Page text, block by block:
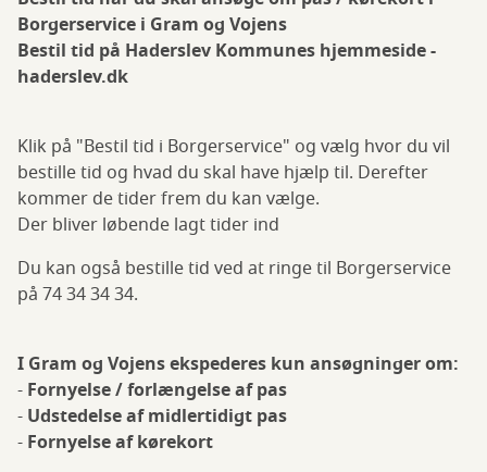
Borgerservice i Gram og Vojens
Bestil tid på Haderslev Kommunes hjemmeside -
haderslev.dk
Klik på "Bestil tid i Borgerservice" og vælg hvor du vil
bestille tid og hvad du skal have hjælp til. Derefter
kommer de tider frem du kan vælge.
Der bliver løbende lagt tider ind
Du kan også bestille tid ved at ringe til Borgerservice
på 74 34 34 34.
I Gram og Vojens ekspederes kun ansøgninger om:
- Fornyelse / forlængelse af pas
- Udstedelse af midlertidigt pas
- Fornyelse af kørekort